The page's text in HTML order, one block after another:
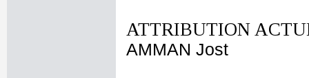
ATTRIBUTION
AMMAN Jost